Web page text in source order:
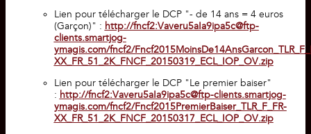
Lien pour télécharger le DCP "- de 14 ans = 4 euros
(Garçon)" : http://fncf2:Vaveru5aIa9ipa5c@ftp-
clients.smartjog-
ymagis.com/fncf2/
XX_FR_51_2K_FNCF_20150319_ECL_IOP_OV.zip
Lien pour télécharger le DCP "Le premier baiser"
: http://fncf2:Vaveru5aIa9ipa5c@ftp-clients.smartjog-
ymagis.com/fncf2/Fncf2015PremierBaiser_TLR_F_FR-
XX_FR_51_2K_FNCF_20150317_ECL_IOP_OV.zip